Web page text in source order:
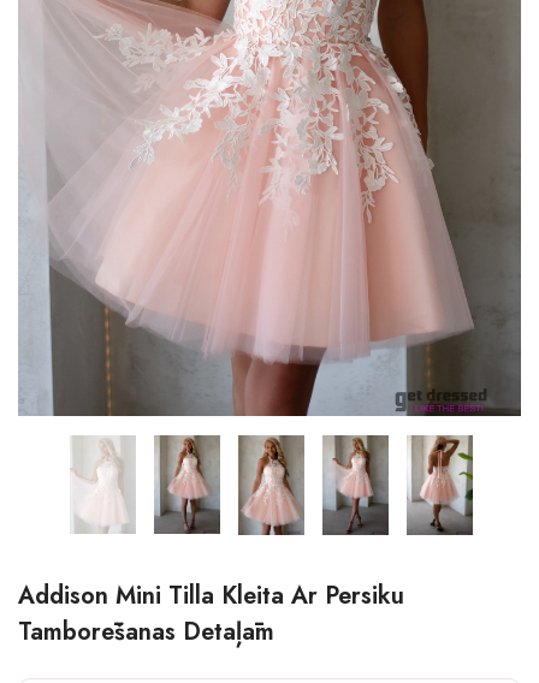
Addison Mini Tilla Kleita Ar Persiku
Tamborēšanas Detaļām